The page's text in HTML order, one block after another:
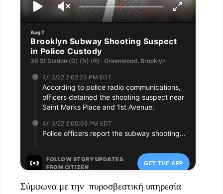
Σύμφωνα με την πυροσβεστική υπηρεσία